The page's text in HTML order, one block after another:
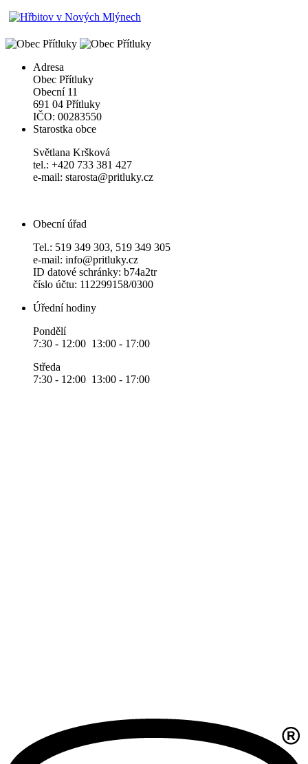
Adresa
Obec Přítluky
Obecní 11
691 04 Přítluky
IČO: 00283550
Starostka obce
Světlana Kršková
tel.: +420 733 381 427
e-mail: starosta@pritluky.cz
Obecní úřad
Tel.: 519 349 303, 519 349 305
e-mail: info@pritluky.cz
ID datové schránky: b74a2tr
číslo účtu: 112299158/0300
Úřední hodiny
Pondělí
7:30 - 12:00 13:00 - 17:00
Středa
7:30 - 12:00 13:00 - 17:00